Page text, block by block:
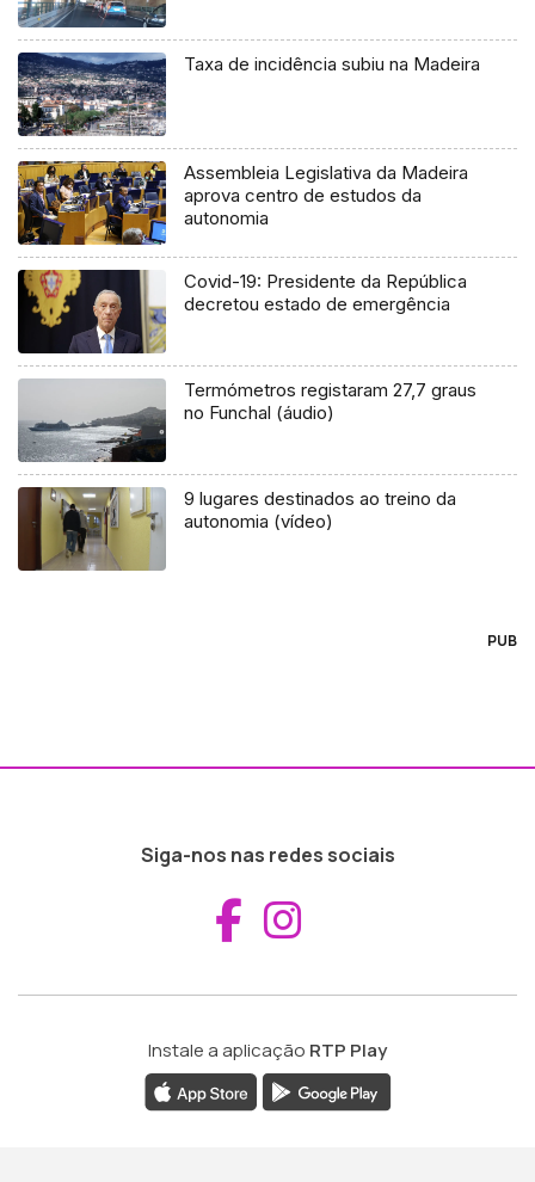
Taxa de incidência subiu na Madeira
Assembleia Legislativa da Madeira
aprova centro de estudos da
autonomia
Covid-19: Presidente da República
decretou estado de emergência
Termómetros registaram 27,7 graus
no Funchal (áudio)
9 lugares destinados ao treino da
autonomia (vídeo)
PUB
Siga-nos nas redes sociais
Aceder ao
Instale a aplicação RTP Play